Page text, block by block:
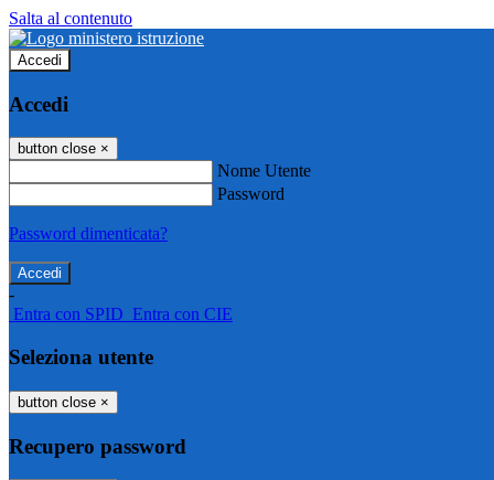
Salta al contenuto
Accedi
Accedi
button close ×
Nome Utente
Password
Password dimenticata?
-
Entra con SPID Entra con CIE
Seleziona utente
button close ×
Recupero password